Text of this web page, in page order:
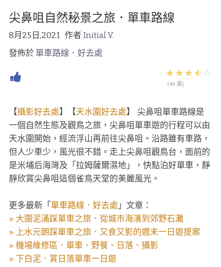
尖鼻咀自然秘景之旅．單車路線
8月25日,2021 作者 Initial V.
發佈於單車路線．好去處
(44 票)
【攝影好去處】【天水圍好去處】 尖鼻咀單車路線是
一個自然生態及觀鳥之旅，尖鼻咀單車遊的行程可以由
天水圍開始，經流浮山再前往尖鼻咀。沿路雖有車路，
但人少車少，風光很不錯。走上尖鼻咀觀鳥台，面前的
是米埔后海灣及「拉姆薩爾濕地」，快點泊好單車，靜
靜欣賞尖鼻咀這個雀鳥天堂的美麗風光。
更多最新「 單車路線．好去處 」文章：
» 大圍泥涌踩單車之旅．從城市海濱到郊野石灘
» 上水元朗踩單車之旅．又食又影的週末一日遊提案
» 機場維修區．單車、野餐、日落、攝影
» 下白泥．賞日落單車一日遊